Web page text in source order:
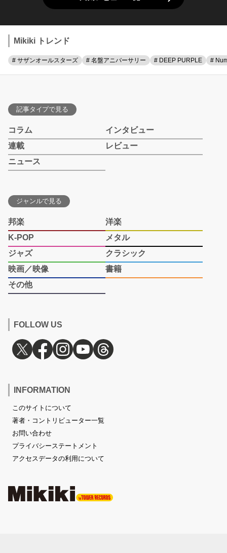
Mikiki トレンド
# サザンオールスターズ # 名盤アニバーサリー # DEEP PURPLE #
記事タイプで見る
コラム
インタビュー
連載
レビュー
ニュース
ジャンルで見る
邦楽
洋楽
K-POP
メタル
ジャズ
クラシック
映画／映像
書籍
その他
FOLLOW US
INFORMATION
このサイトについて
著者・コントリビューター一覧
お問い合わせ
プライバシーステートメント
アクセスデータの利用について